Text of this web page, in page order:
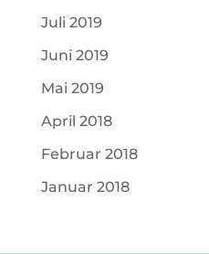
Juli 2019
Juni 2019
Mai 2019
April 2018
Februar 2018
Januar 2018